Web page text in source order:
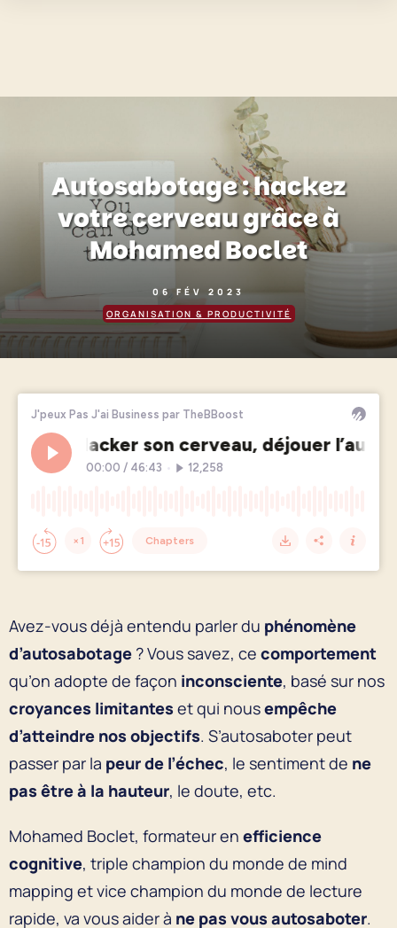
Autosabotage : hackez
votre cerveau grâce à
Mohamed Boclet
06 FÉV 2023
ORGANISATION & PRODUCTIVITÉ
Avez-vous déjà entendu parler du phénomène
d’autosabotage ? Vous savez, ce comportement
qu’on adopte de façon inconsciente, basé sur nos
croyances limitantes et qui nousempêche
d’atteindre nos objectifs. S’autosaboter peut
passer par la peur de l’échec, le sentiment de ne
pas être à la hauteur, le doute, etc.
Mohamed Boclet, formateur en efficience
cognitive, triple champion du monde de mind
mapping et vice champion du monde de lecture
rapide, va vous aider à ne pas vous autosaboter.